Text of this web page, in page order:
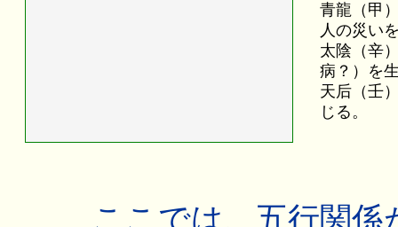
青龍（甲
人の災い
太陰（辛
病？）を
天后（壬
じる。
ここでは、五行関係